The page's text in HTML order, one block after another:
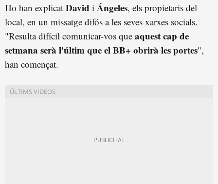
Ho han explicat David i Ángeles, els propietaris del
local, en un missatge difós a les seves xarxes socials.
"Resulta difícil comunicar-vos que aquest cap de
setmana serà l'últim que el BB+ obrirà les portes",
han començat.